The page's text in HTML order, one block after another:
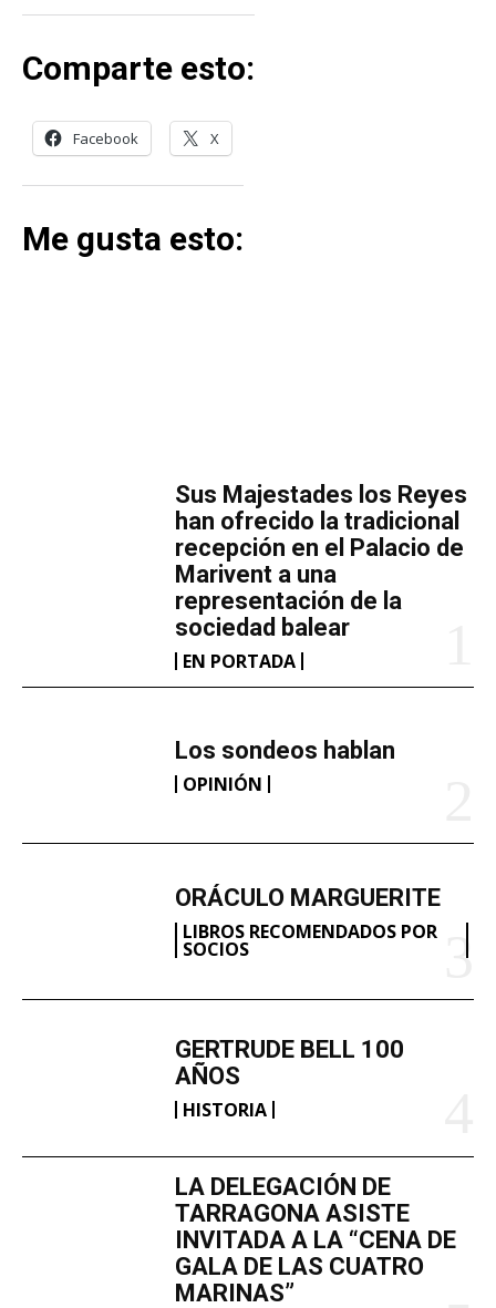
​Sus Majestades los Reyes
han ofrecido la tradicional
recepción en el Palacio de
Marivent​ a una
representación de la
sociedad balear
EN PORTADA
Los sondeos hablan
OPINIÓN
ORÁCULO MARGUERITE
LIBROS RECOMENDADOS POR
SOCIOS
GERTRUDE BELL 100
AÑOS
HISTORIA
LA DELEGACIÓN DE
TARRAGONA ASISTE
INVITADA A LA “CENA DE
GALA DE LAS CUATRO
MARINAS”
Comparte esto:
Facebook X
Me gusta esto: